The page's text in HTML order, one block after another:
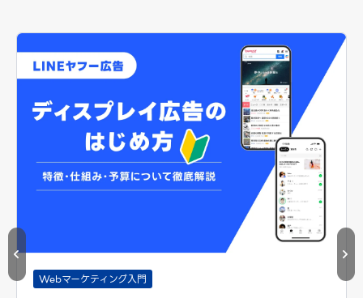
Webマーケティング入門